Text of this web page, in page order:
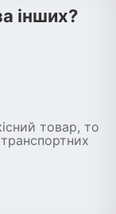
інших?
товар, то